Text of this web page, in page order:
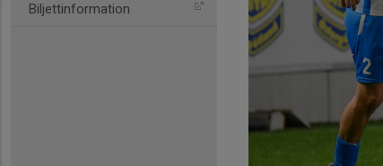
Biljettinformation